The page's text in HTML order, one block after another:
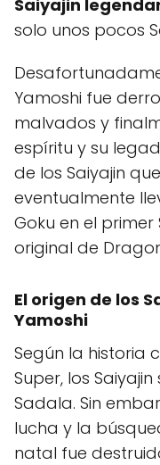
Saiyajin
solo unos pocos
Yamoshi fue
malvados y
espíritu y su
de los Saiyajin
eventualmente
Goku en el primer
original de
El origen de los
Yamoshi
Según la historia
Super, los
Sadala. Sin
lucha y la
natal fue